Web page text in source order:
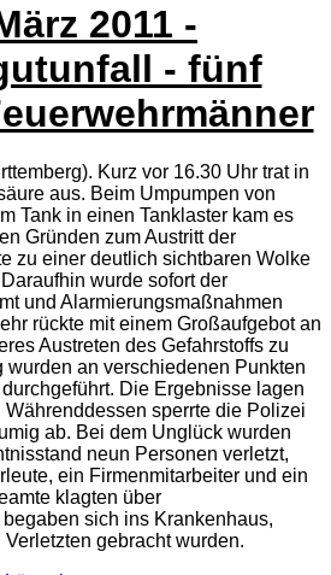
2011 -
- fünf
Kurz vor 16.30 Uhr trat in
aus. Beim Umpumpen von
Tank in einen Tanklaster kam es
Gründen zum Austritt der
zu einer deutlich sichtbaren Wolke
wurde sofort der
und Alarmierungsmaßnahmen
rückte mit einem Großaufgebot an
Austreten des Gefahrstoffs zu
an verschiedenen Punkten
Die Ergebnisse lagen
Währenddessen sperrte die Polizei
ab. Bei dem Unglück wurden
neun Personen verletzt,
ein Firmenmitarbeiter und ein
klagten über
sich ins Krankenhaus,
gebracht wurden.